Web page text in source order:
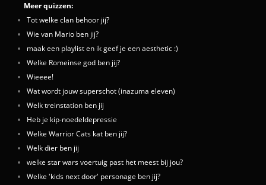
Meer quizzen:
Tot welke clan behoor jij?
Wie van Mario ben jij?
maak een playlist en ik geef je een aesthetic :)
Welke Romeinse god ben jij?
Wieeee!
Wat wordt jouw superschot (inazuma eleven)
Welk treinstation ben jij
Heb je kip-noedeldepressie
Welke Warrior Cats kat ben jij?
Welk dier ben jij
welke star wars voertuig past het meest bij jou?
Welke 'kids next door' personage ben jij?